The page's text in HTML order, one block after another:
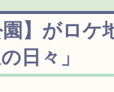
園】がロケ
日々」